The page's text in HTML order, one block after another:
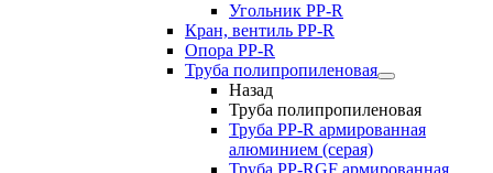
Угольник РР-R
Кран, вентиль PP-R
Опора PP-R
Труба полипропиленовая
Назад
Труба полипропиленовая
Труба PP-R армированная
алюминием (серая)
Труба PP-RGF армированная